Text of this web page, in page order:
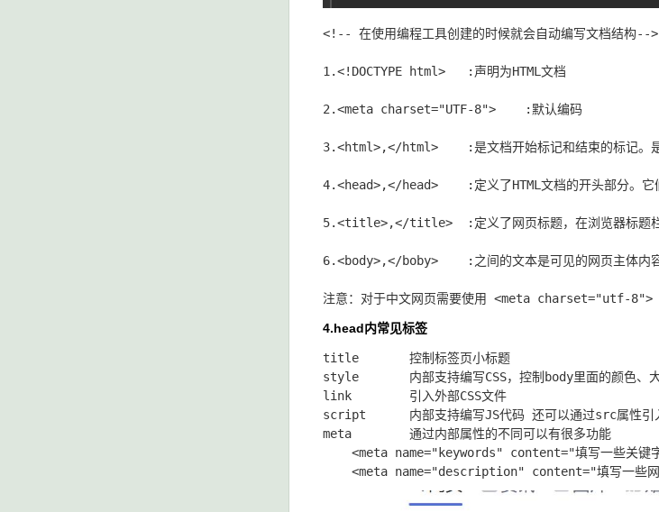
<!-- 在使用编程工具创建的时候就会自动编写文档结构-->
1.<!DOCTYPE html>	:声明为HTML文档
2.<meta charset="UTF-8">	:默认编码
3.<html>,</html>	:是文档开始标记和结束的标记。是HTML页面的根元素，在他们之间是文档的头部(head)和主体(body)
4.<head>,</head>	:定义了HTML文档的开头部分。它们之间的内容不会在浏览器的文档窗口显示。包含了文档的元(meta)数据。
5.<title>,</title>	:定义了网页标题，在浏览器标题栏显示。
6.<body>,</boby>	:之间的文本是可见的网页主体内容。
4.head内常见标签
title 		控制标签页小标题
style		内部支持编写CSS，控制body里面的颜色、大小、位置等样式
link		引入外部CSS文件
script		内部支持编写JS代码 还可以通过src属性引入外部JS文件
meta		通过内部属性的不同可以有很多功能